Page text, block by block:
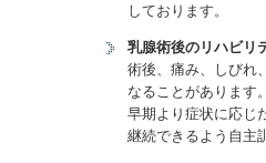
しております。
乳腺術後のリハビリ
術後、痛み、しびれ
なることがあります
早期より症状に応じ
継続できるよう自主